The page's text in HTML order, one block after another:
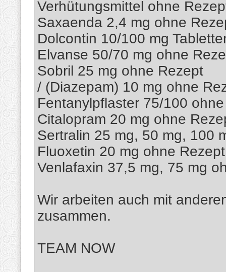
Verhütungsmittel ohne
Saxaenda 2,4 mg ohne
Dolcontin 10/100 mg
Elvanse 50/70 mg ohne
Sobril 25 mg ohne Rezept
/ (Diazepam) 10 mg ohne
Fentanylpflaster 75/100
Citalopram 20 mg ohne
Sertralin 25 mg, 50 mg, 100
Fluoxetin 20 mg ohne Rezept
Venlafaxin 37,5 mg, 75 mg
Wir arbeiten auch mit
zusammen.
TEAM NOW